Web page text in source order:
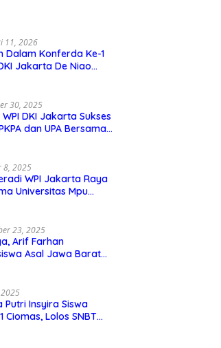
11, 2026
Dalam Konferda Ke-1
Jakarta De Niao
30, 2025
DKI Jakarta Sukses
dan UPA Bersama
8, 2025
WPI Jakarta Raya
Universitas Mpu
23, 2025
Arif Farhan
Asal Jawa Barat
dan Thailand
Putri Insyira Siswa
Ciomas, Lolos SNBT